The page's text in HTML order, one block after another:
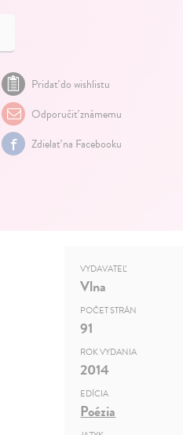
Pridať do wishlistu
Odporučiť známemu
Zdielať na Facebooku
VYDAVATEĽ
Vlna
POČET STRÁN
91
ROK VYDANIA
2014
EDÍCIA
Poézia